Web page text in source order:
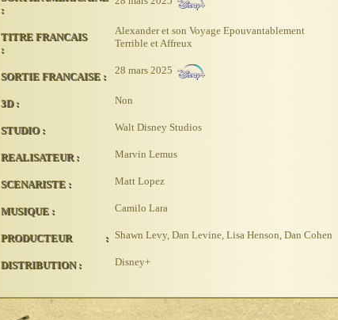
:
TITRE FRANCAIS
:
SORTIE FRANCAISE :
3D :
STUDIO :
REALISATEUR :
SCENARISTE :
MUSIQUE :
PRODUCTEUR :
DISTRIBUTION :
Alexander et son Voyage Epouvantablement
Terrible et Affreux
28 mars 2025
Non
Walt Disney Studios
Marvin Lemus
Matt Lopez
Camilo Lara
Shawn Levy, Dan Levine, Lisa Henson, Dan Cohen
Disney+